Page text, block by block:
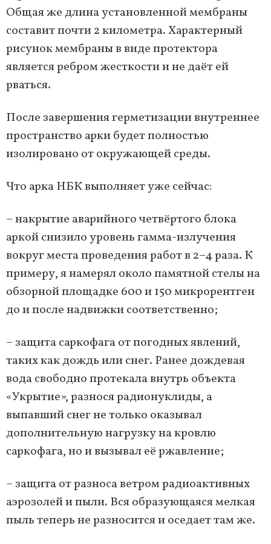
Общая же длина установленной мембраны
составит почти 2 километра. Характерный
рисунок мембраны в виде протектора
является ребром жесткости и не даёт ей
рваться.
После завершения герметизации внутреннее
пространство арки будет полностью
изолировано от окружающей среды.
Что арка НБК выполняет уже сейчас:
– накрытие аварийного четвёртого блока
аркой снизило уровень гамма-излучения
вокруг места проведения работ в 2–4 раза. К
примеру, я намерял около памятной стелы на
обзорной площадке 600 и 150 микрорентген
до и после надвижки соответственно;
– защита саркофага от погодных явлений,
таких как дождь или снег. Ранее дождевая
вода свободно протекала внутрь объекта
«Укрытие», разнося радионуклиды, а
выпавший снег не только оказывал
дополнительную нагрузку на кровлю
саркофага, но и вызывал её ржавление;
– защита от разноса ветром радиоактивных
аэрозолей и пыли. Вся образующаяся мелкая
пыль теперь не разносится и оседает там же.